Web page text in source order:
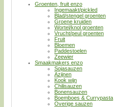
Groenten, fruit enzo
Ingemaakt/pickled
Blad/stengel groenten
Groene kruiden
Wortel/knol groenten
Vrucht/peul groenten
Fruit
Bloemen
Paddestoelen
Zeewier
Smaakmakers enzo
Sojasauzen
Azijnen
Kook wijn
Chilisauzen
Bonensauzen
Boemboes & Currypasta
Overige sauzen